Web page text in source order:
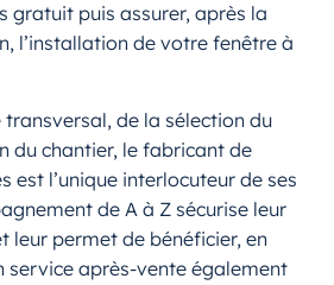
gratuit puis assurer, après la
l’installation de votre fenêtre à
transversal, de la sélection du
du chantier, le fabricant de
est l’unique interlocuteur de ses
de A à Z sécurise leur
leur permet de bénéficier, en
service après-vente également